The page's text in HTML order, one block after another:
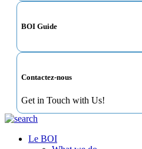
BOI Guide
Contactez-nous
Get in Touch with Us!
Le BOI